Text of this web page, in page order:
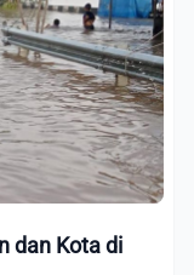
dan Kota di